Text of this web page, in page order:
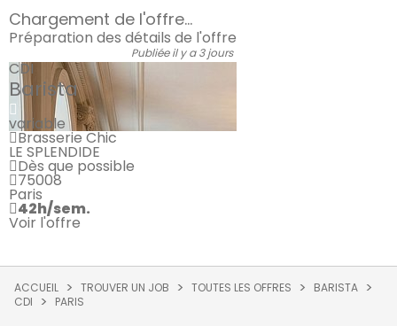
Chargement de l'offre...
Préparation des détails de l'offre
Publiée il y a 3 jours
CDI
Barista
variable
Brasserie Chic
LE SPLENDIDE
Dès que possible
75008
Paris
42h/sem.
Voir l'offre
ACCUEIL TROUVER UN JOB TOUTES LES OFFRES
BARISTA
CDI
PARIS